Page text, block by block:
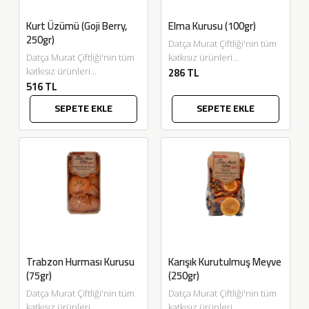
Kurt Üzümü (Goji Berry,
250gr)
Datça Murat Çiftliği'nin tüm
katkısız ürünleri
Eskitadında.com'da. Niğde
bölgesinde üretilen "Kurt
Üzümümüz" yerli üretim
olup en doğal hali...
516 TL
SEPETE EKLE
Elma Kurusu (100gr)
Datça Murat Çiftliği'nin tüm
katkısız ürünleri
Eskitadında.com'da. Elma
286 TL
SEPETE EKLE
Trabzon Hurması Kurusu
(75gr)
Datça Murat Çiftliği'nin tüm
Karışık Kurutulmuş Meyve
(250gr)
Datça Murat Çiftliği'nin tüm